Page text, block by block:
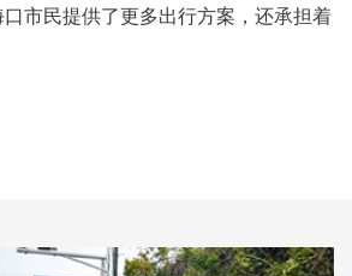
市民提供了更多出行方案，还承担着